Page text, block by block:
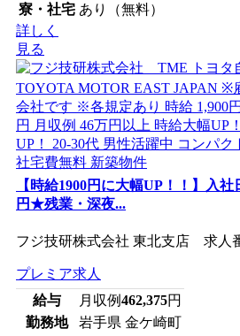
寮・社宅 あり（無料）
詳しく
見る
【時給1900円に大幅UP！！】入
円★残業・深夜...
フジ技研株式会社 東北支店 求人
プレミア求人
給与
月収例462,375円
勤務地
岩手県 金ケ崎町